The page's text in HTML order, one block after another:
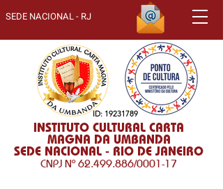
SEDE NACIONAL - RJ
INSTITUTO CULTURAL CARTA
MAGNA DA UMBANDA
SEDE NACIONAL - RIO DE JANEIRO
CNPJ Nº62.499.886/0001-17
ID: 19231789